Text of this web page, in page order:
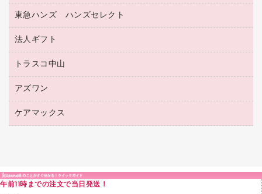
ファイルボックス
パイプ式ファイル
その他ファイル
クリヤーホルダー
クリヤーブック（差替式）
クリヤーブック（固定式）
Ｚ式ファイル
ホワイトボード用マーカー
ボールペン（油性）
ボールペン（ゲルインク）
シャープペンシル用替芯
電話台
接着用品
針なしステープラー
紙めくり
裁断機
印章用品
店舗運営用品
陳列什器
紙手提げ袋
レジ・ポリ袋
ディスプレイ用品
カウンター／お会計用品
東急ハンズ ハンズセレクト
東急ハンズ
法人ギフト
高島屋
高島屋（食品・飲料）
カウネットギフト（食品・飲料）
トラスコ中山
建築・作業用品
アズワン
医療・介護用品（食品・飲料・食添製品）
ケアマックス
午前11時までの注文で当日発送！